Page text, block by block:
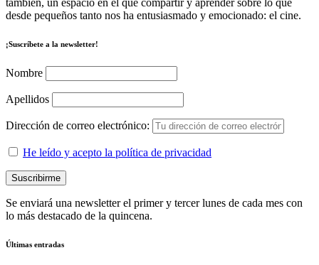
desde pequeños tanto nos ha entusiasmado y emocionado: el cine.
¡Suscríbete a la newsletter!
Nombre
Apellidos
Dirección de correo electrónico:
He leído y acepto la política de privacidad
Se enviará una newsletter el primer y tercer lunes de cada mes con
lo más destacado de la quincena.
Últimas entradas